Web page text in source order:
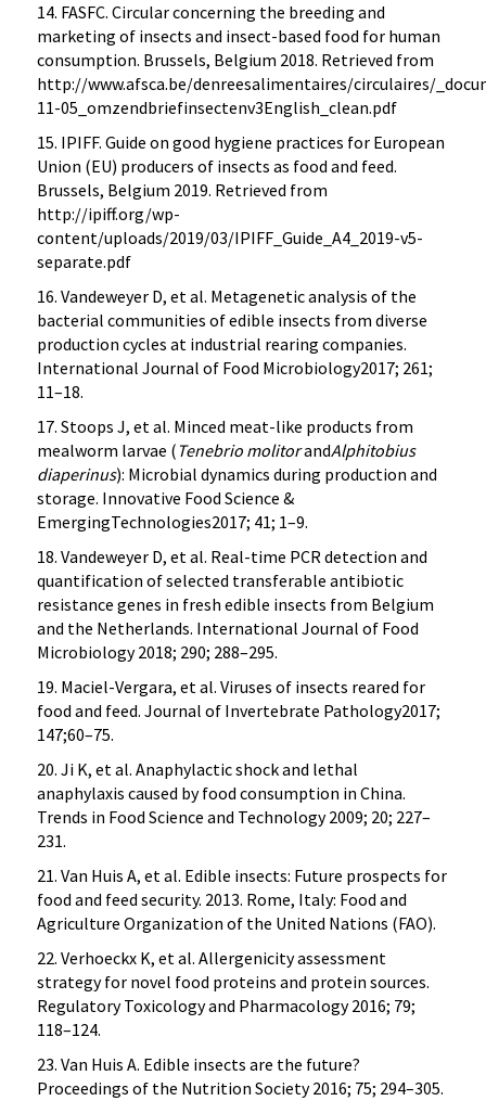
14. FASFC. Circular concerning the breeding and
marketing of insects and insect-based food for human
consumption. Brussels, Belgium 2018. Retrieved from
http://www.afsca.be/denreesalimentaires/circulaires/
11-05_omzendbriefinsectenv3English_clean.pdf
15. IPIFF. Guide on good hygiene practices for European
Union (EU) producers of insects as food and feed.
Brussels, Belgium 2019. Retrieved from
http://ipiff.org/wp-
content/uploads/2019/03/IPIFF_Guide_A4_2019-v5-
separate.pdf
16. Vandeweyer D, et al. Metagenetic analysis of the
bacterial communities of edible insects from diverse
production cycles at industrial rearing companies.
International Journal of Food Microbiology2017; 261;
11–18.
17. Stoops J, et al. Minced meat-like products from
mealworm larvae ( Tenebrio molitorandAlphitobius
diaperinus): Microbial dynamics during production and
storage. Innovative Food Science &
EmergingTechnologies2017; 41; 1–9.
18. Vandeweyer D, et al. Real-time PCR detection and
quantification of selected transferable antibiotic
resistance genes in fresh edible insects from Belgium
and the Netherlands. International Journal of Food
Microbiology 2018; 290; 288–295.
19. Maciel-Vergara, et al. Viruses of insects reared for
food and feed. Journal of Invertebrate Pathology2017;
147;60–75.
20. Ji K, et al. Anaphylactic shock and lethal
anaphylaxis caused by food consumption in China.
Trends in Food Science and Technology 2009; 20; 227–
231.
21. Van Huis A, et al. Edible insects: Future prospects for
food and feed security. 2013. Rome, Italy: Food and
Agriculture Organization of the United Nations (FAO).
22. Verhoeckx K, et al. Allergenicity assessment
strategy for novel food proteins and protein sources.
Regulatory Toxicology and Pharmacology 2016; 79;
118–124.
23. Van Huis A. Edible insects are the future?
Proceedings of the Nutrition Society 2016; 75; 294–305.